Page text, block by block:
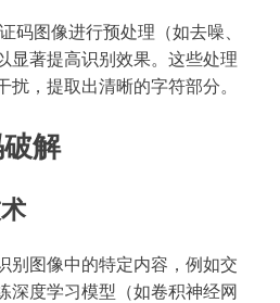
码图像进行预处理（如去噪、
显著提高识别效果。这些处理
扰，提取出清晰的字符部分。
解
别图像中的特定内容，例如交
深度学习模型（如卷积神经网